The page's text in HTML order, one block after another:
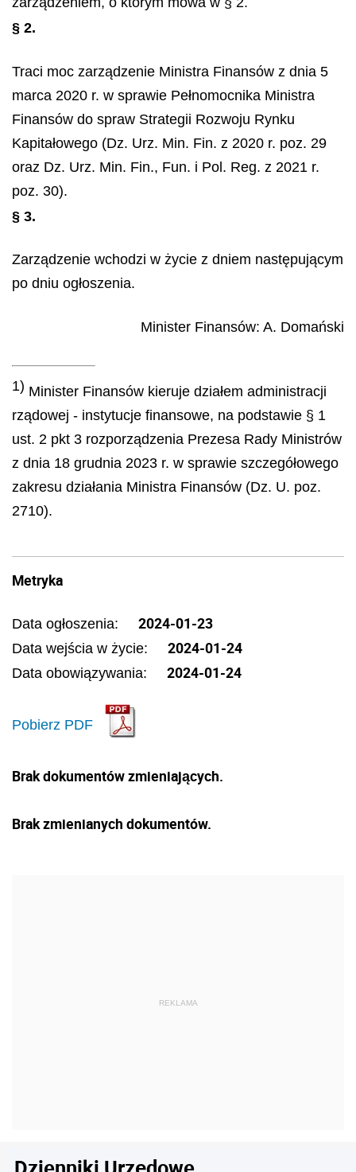
§ 2.
Traci moc zarządzenie Ministra Finansów z dnia 5
marca 2020 r. w sprawie Pełnomocnika Ministra
Finansów do spraw Strategii Rozwoju Rynku
Kapitałowego (Dz. Urz. Min. Fin. z 2020 r. poz. 29
oraz Dz. Urz. Min. Fin., Fun. i Pol. Reg. z 2021 r.
poz. 30).
§ 3.
Zarządzenie wchodzi w życie z dniem następującym
po dniu ogłoszenia.
Minister Finansów: A. Domański
1) Minister Finansów kieruje działem administracji
rządowej - instytucje finansowe, na podstawie § 1
ust. 2 pkt 3 rozporządzenia Prezesa Rady Ministrów
z dnia 18 grudnia 2023 r. w sprawie szczegółowego
zakresu działania Ministra Finansów (Dz. U. poz.
2710).
Metryka
Data ogłoszenia: 2024-01-23
Data wejścia w życie: 2024-01-24
Data obowiązywania: 2024-01-24
Pobierz PDF
Brak dokumentów zmieniających.
Brak zmienianych dokumentów.